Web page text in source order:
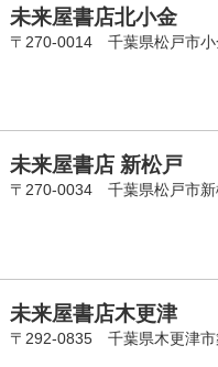
未来屋書店北小金
〒270-0014 千葉県松戸市小
未来屋書店 新松戸
〒270-0034 千葉県松戸市新
未来屋書店木更津
〒292-0835 千葉県木更津市